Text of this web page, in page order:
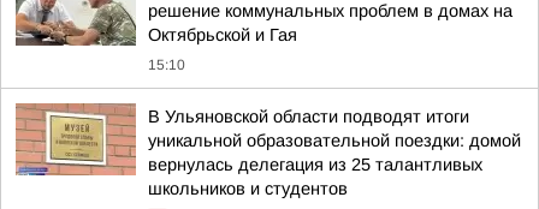
решение коммунальных проблем в домах на
Октябрьской и Гая
15:10
В Ульяновской области подводят итоги
уникальной образовательной поездки: домой
вернулась делегация из 25 талантливых
школьников и студентов